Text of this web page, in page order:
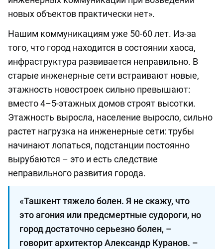
новых объектов практически нет».
Нашим коммуникациям уже 50-60 лет. Из-за
того, что город находится в состоянии хаоса,
инфраструктура развивается неправильно. В
старые инженерные сети встраивают новые,
этажность новостроек сильно превышают:
вместо 4–5-этажных домов строят высотки.
Этажность выросла, население выросло, сильно
растет нагрузка на инженерные сети: трубы
начинают лопаться, подстанции постоянно
вырубаются – это и есть следствие
неправильного развития города.
«Ташкент тяжело болен. Я не скажу, что
это агония или предсмертные судороги, но
город достаточно серьезно болен, –
говорит архитектор Александр Куранов. –